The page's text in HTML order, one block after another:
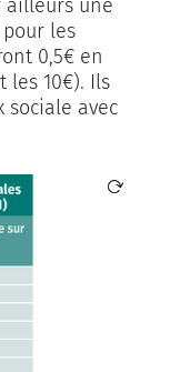
ailleurs une
les
0,5€ en
les 10€). Ils
sociale avec